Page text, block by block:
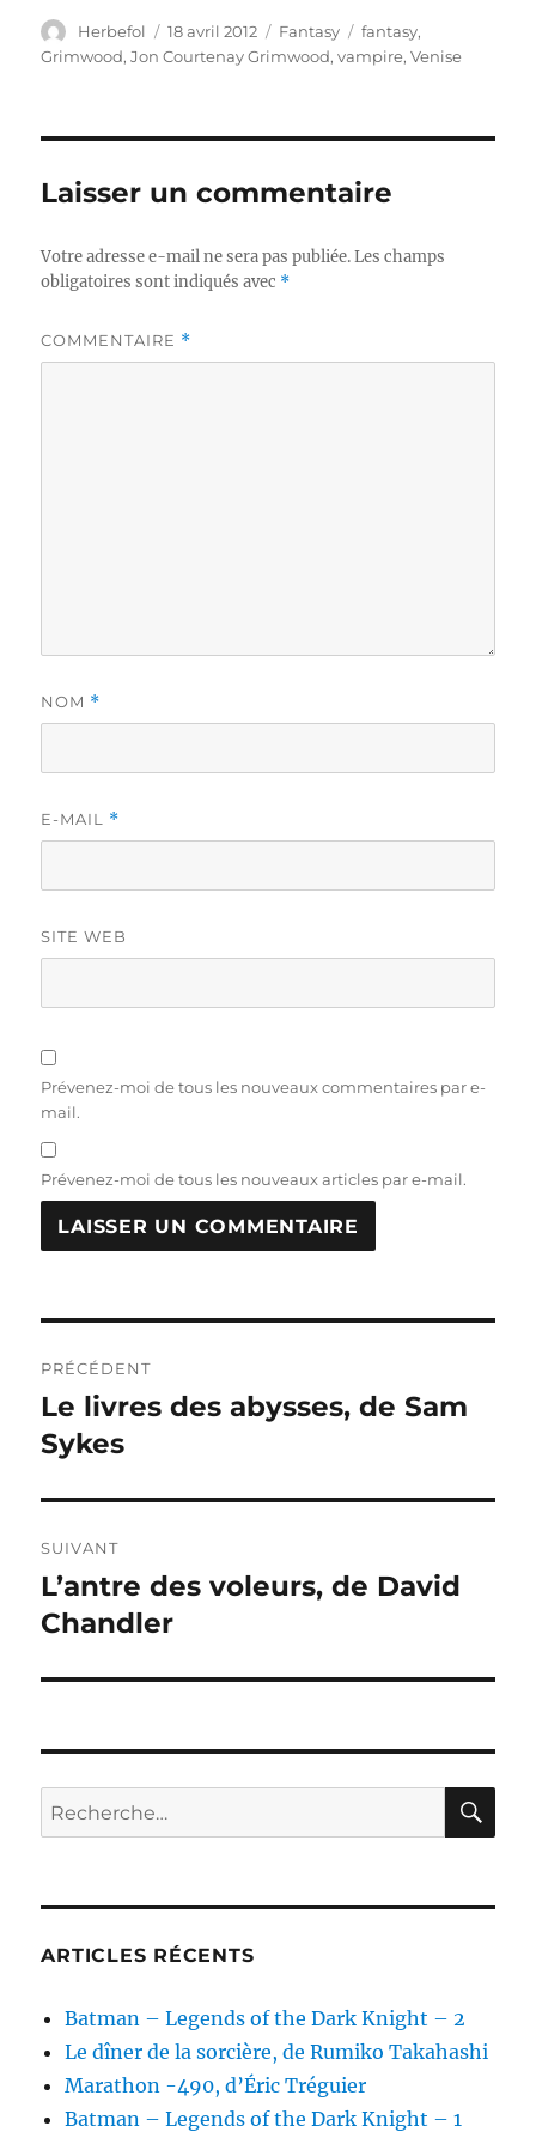
Auteur
Herbefol
Publié
le
18 avril 2012 Catégories
Fantasy Étiquettes
fantasy,
Grimwood,Jon Courtenay Grimwood,vampire,Venise
Laisser un commentaire
Votre adresse e-mail ne sera pas publiée. Les champs
obligatoires sont indiqués avec *
COMMENTAIRE *
NOM *
E-MAIL *
SITE WEB
Prévenez-moi de tous les nouveaux commentaires par e-
mail.
Prévenez-moi de tous les nouveaux articles par e-mail.
de
l’article
PRÉCÉDENT
Publication
précédente :
Le livres des abysses, de Sam
Sykes
SUIVANT
Publication
suivante :
L’antre des voleurs, de David
Chandler
Recherche
pour :
ARTICLES RÉCENTS
Batman – Legends of the Dark Knight – 2
Le dîner de la sorcière, de Rumiko Takahashi
Marathon -490, d’Éric Tréguier
Batman – Legends of the Dark Knight – 1